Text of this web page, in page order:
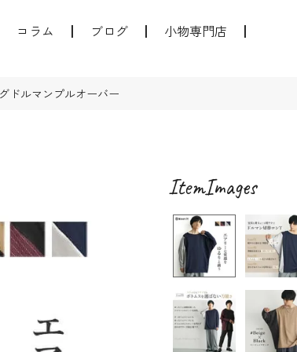
コラム ブログ 小物専門店
ドルマンプルオーバー